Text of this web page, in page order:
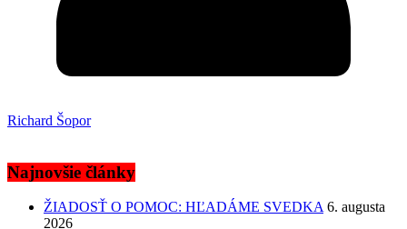
Richard Šopor
Najnovšie články
ŽIADOSŤ O POMOC: HĽADÁME SVEDKA 6. augusta
2026